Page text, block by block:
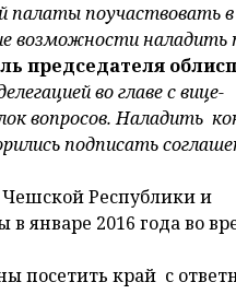
палаты поучаствовать в
возможности наладить
председателя
во главе с вице-
вопросов. Наладить
подписать
Республики и
январе 2016 года во
посетить край с